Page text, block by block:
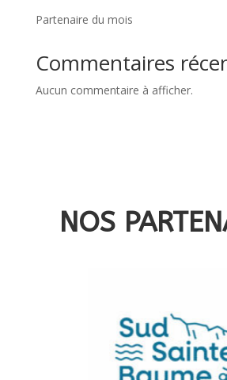
Partenaire du mois
Commentaires
Aucun commentaire à afficher.
NOS